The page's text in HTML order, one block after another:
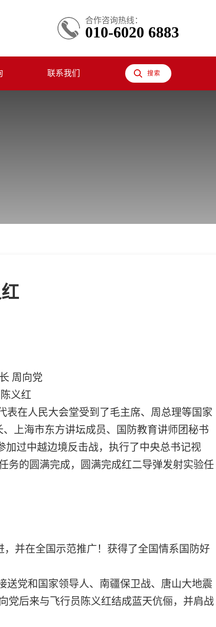
合作咨询热线：
010-6020 6883
联系我们
向党
红
表在人民大会堂受到了毛主席、周总理等国家
上海市东方讲坛成员、国防教育讲师团秘书
加过中越边境反击战，执行了中央总书记视
务的圆满完成，圆满完成红二导弹发射实验任
并在全国示范推广！获得了全国情系国防好
送党和国家领导人、南疆保卫战、唐山大地震
党后来与飞行员陈义红结成蓝天伉俪，并肩战